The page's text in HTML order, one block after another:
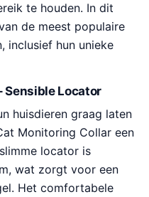
te houden. In dit
de meest populaire
inclusief hun unieke
Sensible Locator
huisdieren graag laten
Monitoring Collar een
locator is
wat zorgt voor een
Het comfortabele